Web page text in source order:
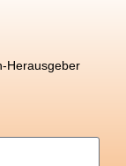
Herausgeber